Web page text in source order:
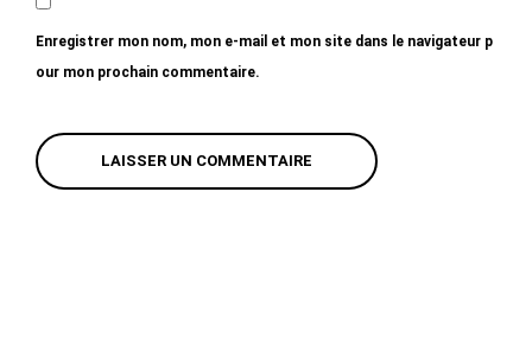
Enregistrer mon nom, mon e-mail et mon site dans le navigateur p
our mon prochain commentaire.